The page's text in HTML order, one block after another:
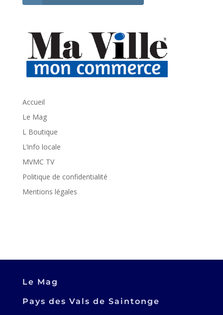
Accueil
Le Mag
L Boutique
L’info locale
MVMC TV
Politique de confidentialité
Mentions légales
Le Mag
Pays des Vals de Saintonge